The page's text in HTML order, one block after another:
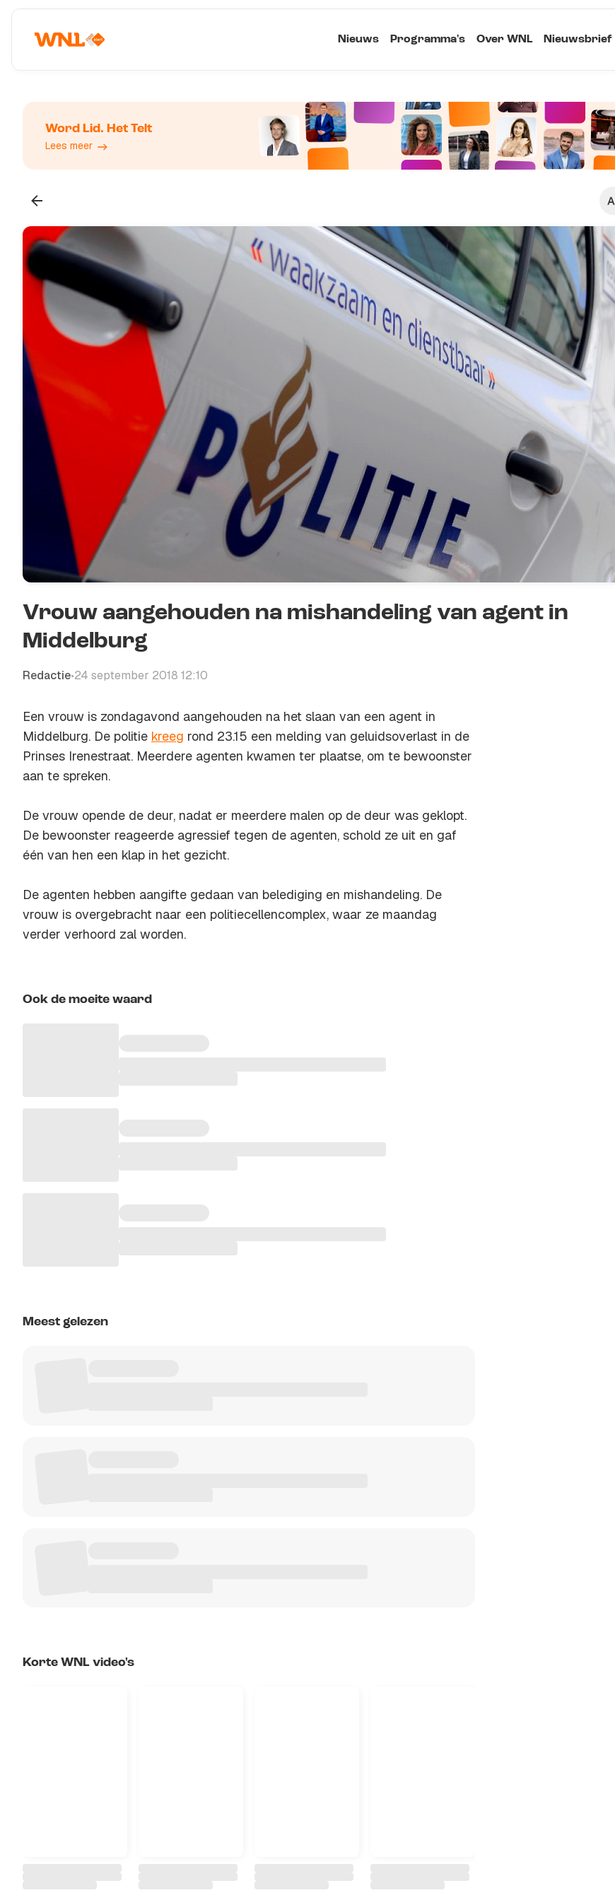
Nieuws Programma's Over WNL Nieuwsbrief
Word Lid. Het Telt
Lees meer
Klein
Standaard
Groot
Kopieer link
Vrouw aangehouden na mishandeling van agent in
Middelburg
Redactie•24 september 2018 12:10
Een vrouw is zondagavond aangehouden na het slaan van een agent in
Middelburg. De politie kreeg rond 23.15 een melding van geluidsoverlast in de
Prinses Irenestraat. Meerdere agenten kwamen ter plaatse, om te bewoonster
aan te spreken.
De vrouw opende de deur, nadat er meerdere malen op de deur was geklopt.
De bewoonster reageerde agressief tegen de agenten, schold ze uit en gaf
één van hen een klap in het gezicht.
De agenten hebben aangifte gedaan van belediging en mishandeling. De
vrouw is overgebracht naar een politiecellencomplex, waar ze maandag
verder verhoord zal worden.
Ook de moeite waard
Meest gelezen
Korte WNL video's